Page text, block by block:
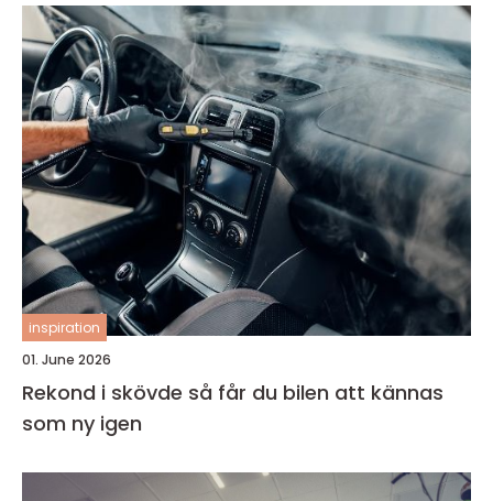
inspiration
01. June 2026
Rekond i skövde så får du bilen att kännas
som ny igen